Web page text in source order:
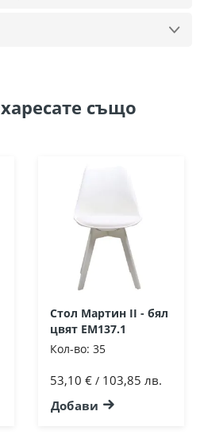
харесате също
Стол Мартин II - бял
цвят ΕΜ137.1
Кол-во: 35
53,10 € / 103,85 лв.
Добави